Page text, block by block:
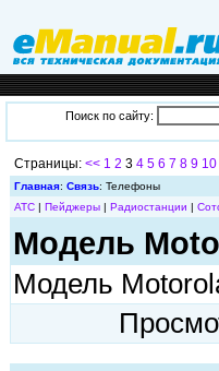
Поиск по сайту:
Страницы: << 1 2 3 4 5 6 7 8 9 10
Главная: Связь: Телефоны
АТС| Пейджеры| Радиостанции |
Модель
Модель